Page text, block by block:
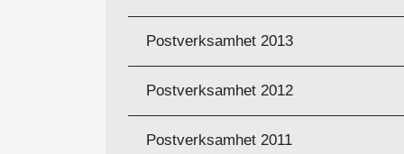
Postverksamhet 2013
Postverksamhet 2012
Postverksamhet 2011